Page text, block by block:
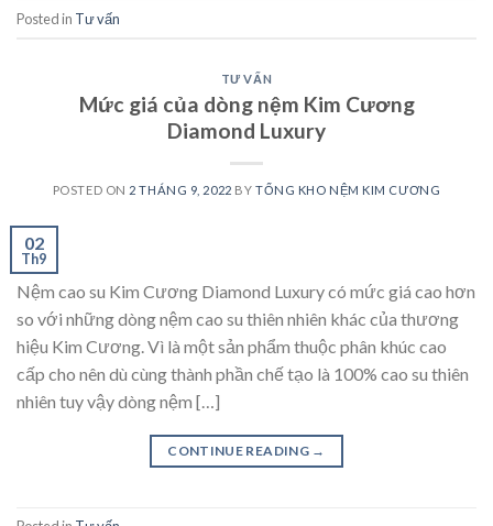
Posted in Tư vấn
TƯ VẤN
Mức giá của dòng nệm Kim Cương
Diamond Luxury
POSTED ON 2 THÁNG 9, 2022 BY TỔNG KHO NỆM KIM CƯƠNG
02
Th9
Nệm cao su Kim Cương Diamond Luxury có mức giá cao hơn
so với những dòng nệm cao su thiên nhiên khác của thương
hiệu Kim Cương. Vì là một sản phẩm thuộc phân khúc cao
cấp cho nên dù cùng thành phần chế tạo là 100% cao su thiên
nhiên tuy vậy dòng nệm […]
CONTINUE READING →